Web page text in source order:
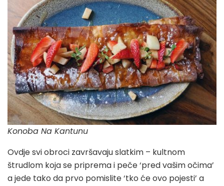
Konoba Na Kantunu
Ovdje svi obroci završavaju slatkim – kultnom
štrudlom koja se priprema i peče ‘pred vašim očima’
a jede tako da prvo pomislite ‘tko će ovo pojesti’ a